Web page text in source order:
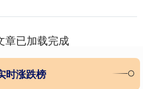
章已加载完成
时涨跌榜